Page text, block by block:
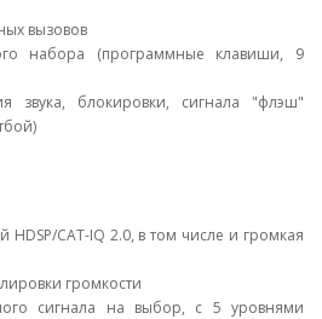
вызовов
набора (программные клавиши, 9
звука, блокировки, сигнала "флэш"
HDSP/CAT-IQ 2.0, в том числе и громкая
громкости
сигнала на выбор, с 5 уровнями